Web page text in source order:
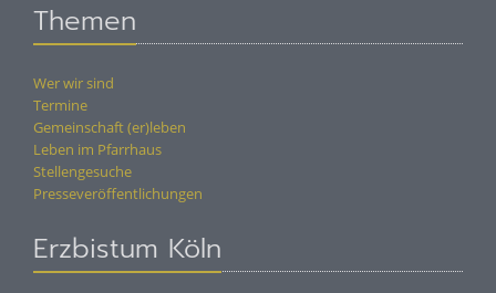
Themen
Wer wir sind
Termine
Gemeinschaft (er)leben
Leben im Pfarrhaus
Stellengesuche
Presseveröffentlichungen
Erzbistum Köln